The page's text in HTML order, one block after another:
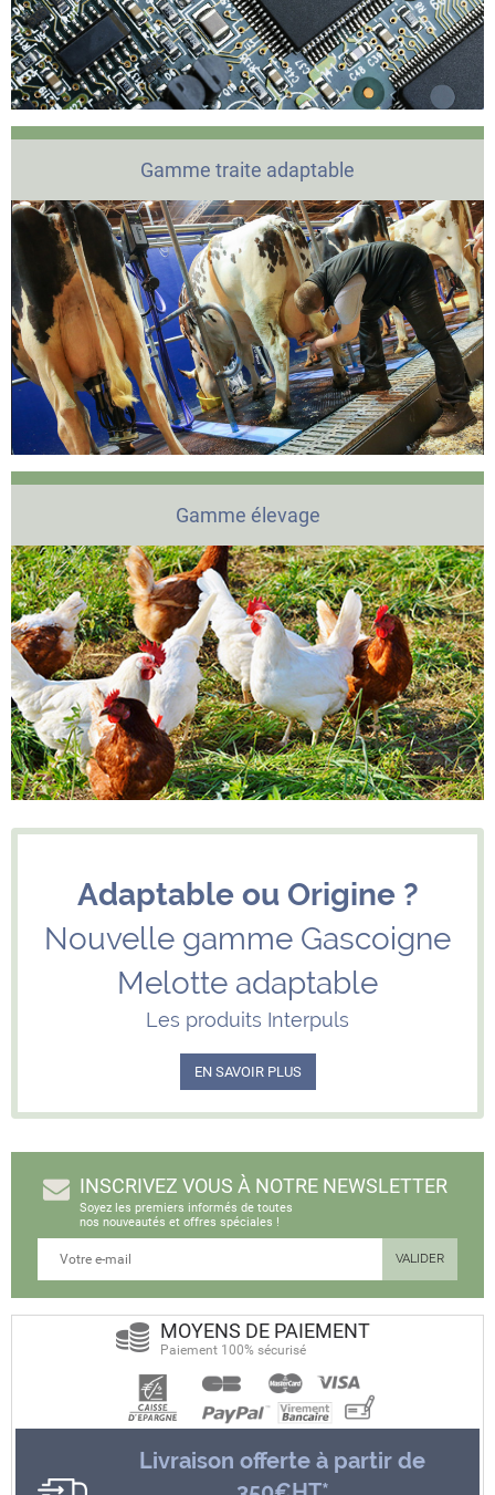
Gamme traite adaptable
Gamme élevage
Adaptable ou Origine ?
Nouvelle gamme Gascoigne
Melotte adaptable
Les produits Interpuls
EN SAVOIR PLUS
INSCRIVEZ VOUS À NOTRE NEWSLETTER
Soyez les premiers informés de toutes
nos nouveautés et offres spéciales !
MOYENS DE PAIEMENT
Paiement 100% sécurisé
Livraison offerte à partir de